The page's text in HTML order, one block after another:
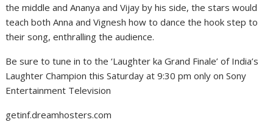
the middle and Ananya and Vijay by his side, the stars would
teach both Anna and Vignesh how to dance the hook step to
their song, enthralling the audience.
Be sure to tune in to the ‘Laughter ka Grand Finale’ of India’s
Laughter Champion this Saturday at 9:30 pm only on Sony
Entertainment Television
getinf.dreamhosters.com